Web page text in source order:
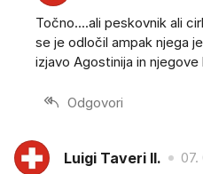
Točno....ali peskovnik ali
se je odločil ampak njega
izjavo Agostinija in
Odgovori
Luigi Taveri II. 07.